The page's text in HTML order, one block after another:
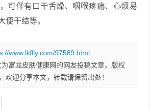
可伴有口干舌燥、咽喉疼痛、心烦易
便干结等。
www.lkflly.com/97589.html
为富龙皮肤健康网的网友投稿文章，版权
欢迎分享本文，转载请保留出处！